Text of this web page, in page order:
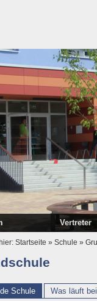
Vertreter
Startseite » Schule »
Schule Was läuft